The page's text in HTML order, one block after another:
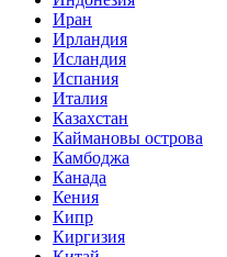
Иран
Ирландия
Исландия
Испания
Италия
Казахстан
Каймановы острова
Камбоджа
Канада
Кения
Кипр
Киргизия